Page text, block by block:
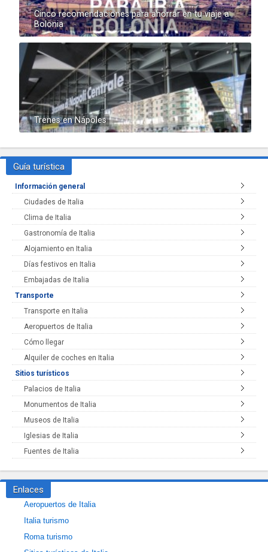
Cinco recomendaciones para ahorrar en tu viaje a
Bolonia
Trenes en Nápoles
Guía turística
Información general
Ciudades de Italia
Clima de Italia
Gastronomía de Italia
Alojamiento en Italia
Días festivos en Italia
Embajadas de Italia
Transporte
Transporte en Italia
Aeropuertos de Italia
Cómo llegar
Alquiler de coches en Italia
Sitios turísticos
Palacios de Italia
Monumentos de Italia
Museos de Italia
Iglesias de Italia
Fuentes de Italia
Enlaces
Aeropuertos de Italia
Italia turismo
Roma turismo